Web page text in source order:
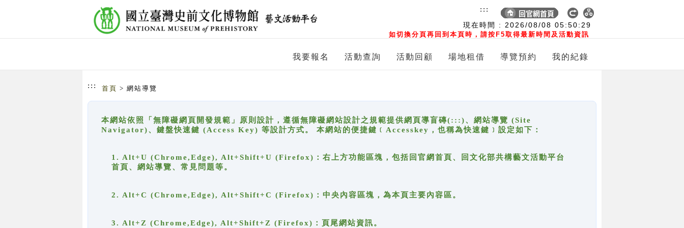
現在時間 : 2026/08/08 05:50:29
如切換分頁再回到本頁時，請按F5取得最新時間及活動資訊
:::
我要報名 活動查詢 活動回顧 場地租借 導覽預約 我的紀錄
::: 首頁 > 網站導覽
本網站依照「無障礙網頁開發規範」原則設計，遵循無障礙網站設計之規範提供網頁導盲磚(:::)、網站導覽 (Site
Navigator)、鍵盤快速鍵 (Access Key) 等設計方式。 本網站的便捷鍵﹝Accesskey，也稱為快速鍵﹞設定如下：
1. Alt+U (Chrome,Edge), Alt+Shift+U (Firefox)：右上方功能區塊，包括回官網首頁、回文化部共構藝文活動平台
首頁、網站導覽、常見問題等。
2. Alt+C (Chrome,Edge), Alt+Shift+C (Firefox)：中央內容區塊，為本頁主要內容區。
3. Alt+Z (Chrome,Edge), Alt+Shift+Z (Firefox)：頁尾網站資訊。